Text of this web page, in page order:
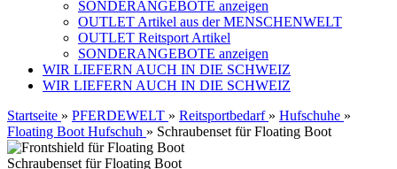
SONDERANGEBOTE anzeigen
OUTLET Artikel aus der MENSCHENWELT
OUTLET Reitsport Artikel
SONDERANGEBOTE anzeigen
WIR LIEFERN AUCH IN DIE SCHWEIZ
WIR LIEFERN AUCH IN DIE SCHWEIZ
Startseite » PFERDEWELT » Reitsportbedarf » Hufschuhe »
Floating Boot Hufschuh » Schraubenset für Floating Boot
Schraubenset für Floating Boot